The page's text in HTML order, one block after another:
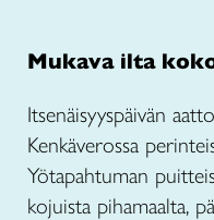
Mukava ilta
Itsenäisyyspäivän
Kenkäverossa
Yötapahtuman
kojuista pihamaalta,